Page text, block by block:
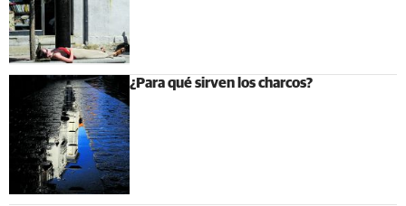
¿Para qué sirven los charcos?